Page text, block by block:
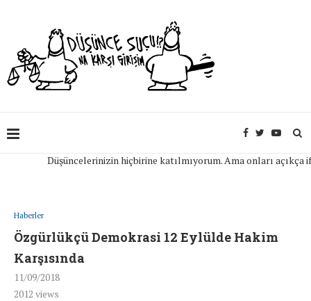
Düşüncelerinizin hiçbirine katılmıyorum. Ama onları açıkça
Haberler
Özgürlükçü Demokrasi 12 Eylülde Hakim
Karşısında
11/09/2018
2012 views